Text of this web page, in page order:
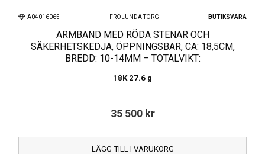
FRÖLUNDA TORG
A04016065 BUTIKSVARA
ARMBAND MED RÖDA STENAR OCH
SÄKERHETSKEDJA, ÖPPNINGSBAR, CA: 18,5CM,
BREDD: 10-14MM – TOTALVIKT:
18K 27.6 g
35 500 kr
LÄGG TILL I VARUKORG